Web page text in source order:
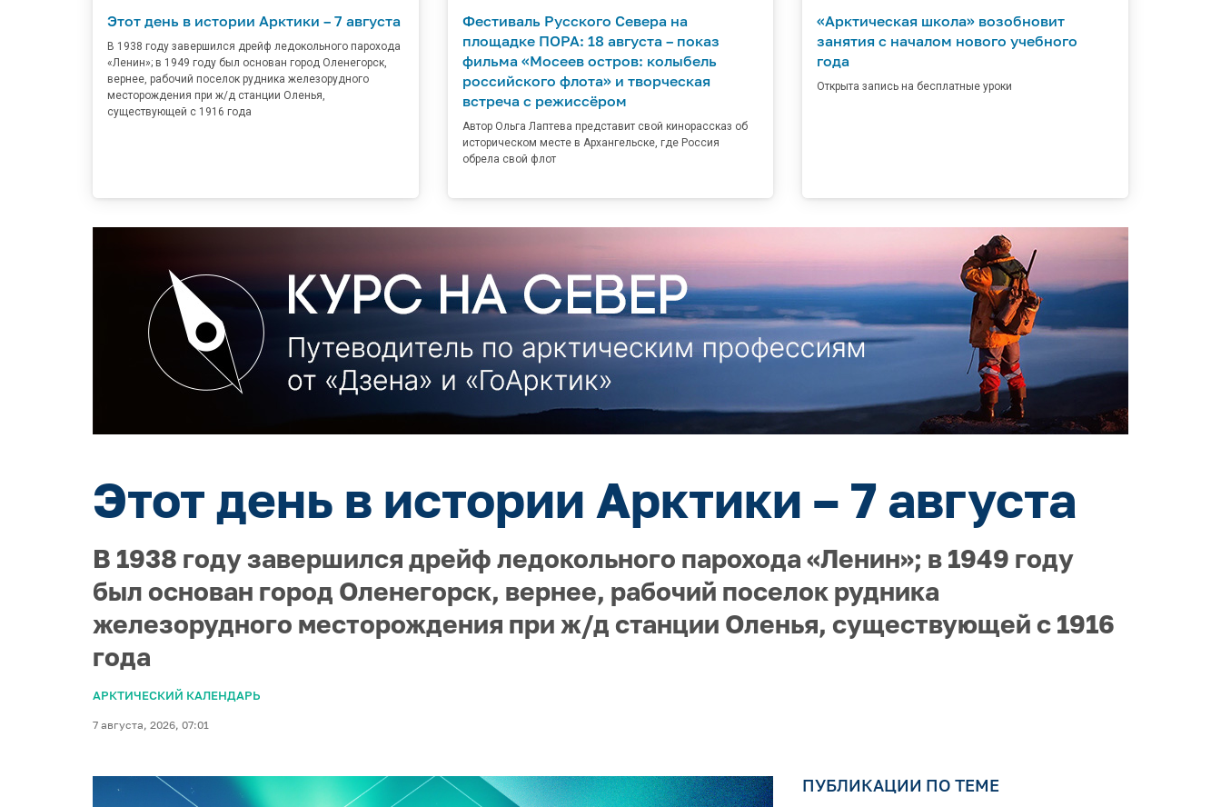
Этот день в истории Арктики – 7 августа
В 1938 году завершился дрейф ледокольного парохода
«Ленин»; в 1949 году был основан город Оленегорск,
вернее, рабочий поселок рудника железорудного
месторождения при ж/д станции Оленья,
существующей с 1916 года
Фестиваль Русского Севера на
площадке ПОРА: 18 августа – показ
фильма «Мосеев остров: колыбель
российского флота» и творческая
встреча с режиссёром
Автор Ольга Лаптева представит свой кинорассказ об
историческом месте в Архангельске, где Россия
обрела свой флот
«Арктическая школа» возобновит
занятия с началом нового учебного
года
Открыта запись на бесплатные уроки
Этот день в истории Арктики – 7 августа
В 1938 году завершился дрейф ледокольного парохода «Ленин»; в 1949 году
был основан город Оленегорск, вернее, рабочий поселок рудника
железорудного месторождения при ж/д станции Оленья, существующей с 1916
года
АРКТИЧЕСКИЙ КАЛЕНДАРЬ
7 августа, 2026, 07:01
ПУБЛИКАЦИИ ПО ТЕМЕ